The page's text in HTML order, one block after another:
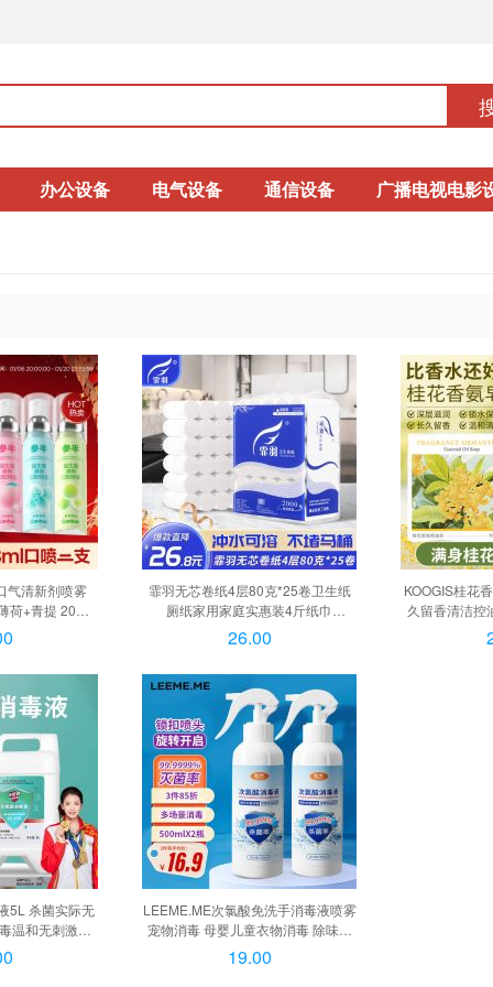
办公设备 电气设备 通信设备 广播电视电影
气清新剂喷雾
+青提 20ml
爽薄荷20ml
霏羽无芯卷纸4层80克*25卷卫生纸
厕纸家用家庭实惠装4斤纸巾
FY1130, *
26.00
KOOGIS桂花
久留香清洁控
新疆乌斯曼
5L 杀菌实际无
温和无刺激家
消毒喷雾4瓶
LEEME.ME次氯酸免洗手消毒液喷雾
宠物消毒 母婴儿童衣物消毒 除味杀
菌, 酒精免洗洗手液【500ml*2瓶】
19.00